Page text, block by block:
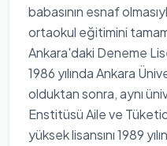
babasının esnaf
ortaokul eğitimini
Ankara'daki Deneme
1986 yılında Ankara
olduktan sonra, aynı
Enstitüsü Aile ve
yüksek lisansını 1989